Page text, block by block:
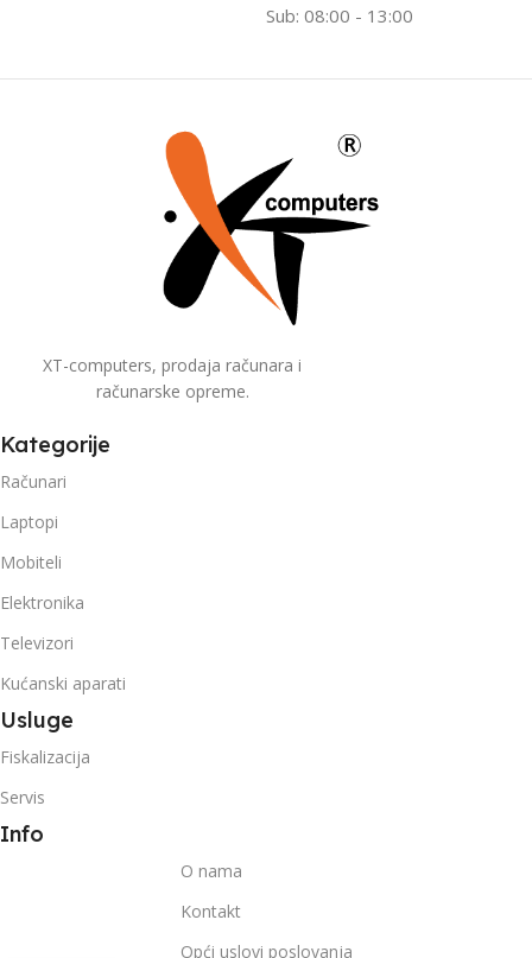
Sub: 08:00 - 13:00
XT-computers, prodaja računara i
računarske opreme.
Kategorije
Računari
Laptopi
Mobiteli
Elektronika
Televizori
Kućanski aparati
Usluge
Fiskalizacija
Servis
Info
O nama
Kontakt
Opći uslovi poslovanja